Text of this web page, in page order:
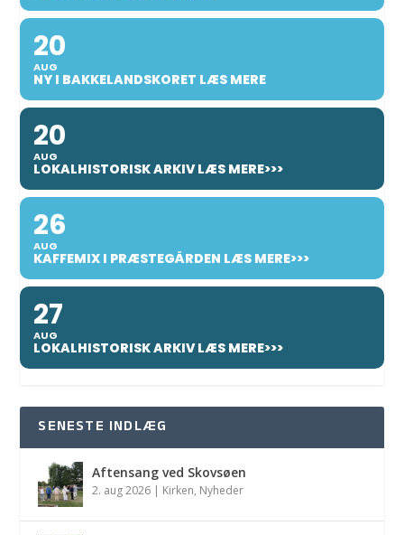
20
AUG
NY I BAKKELANDSKORET LÆS MERE
20
AUG
LOKALHISTORISK ARKIV LÆS MERE>>>
26
AUG
KAFFEMIX I PRÆSTEGÅRDEN LÆS MERE>>>
27
AUG
LOKALHISTORISK ARKIV LÆS MERE>>>
SENESTE INDLÆG
Aftensang ved Skovsøen
2. aug 2026 | Kirken, Nyheder